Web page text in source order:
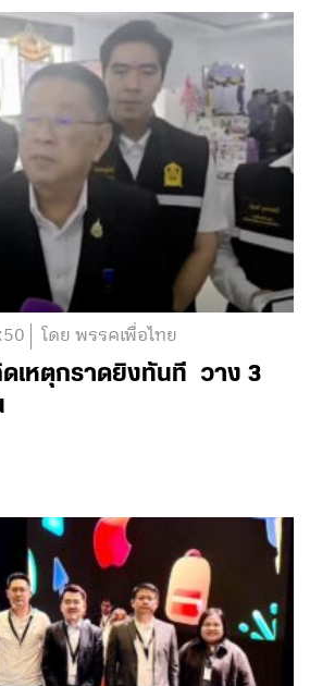
โดย พรรคเพื่อไทย
ดเหตุกราดยิงทันที วาง 3